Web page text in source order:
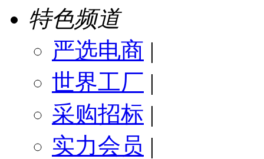
特色频道
严选电商 |
世界工厂 |
采购招标 |
实力会员 |